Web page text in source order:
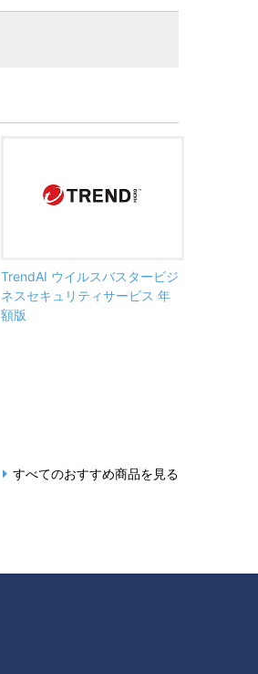
TrendAI ウイルスバスタービジ
ネスセキュリティサービス 年
額版
すべてのおすすめ商品を見る